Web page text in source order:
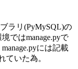
ラリ(PyMySQL)の
ではmanage.pyで
には記載
ていた為。